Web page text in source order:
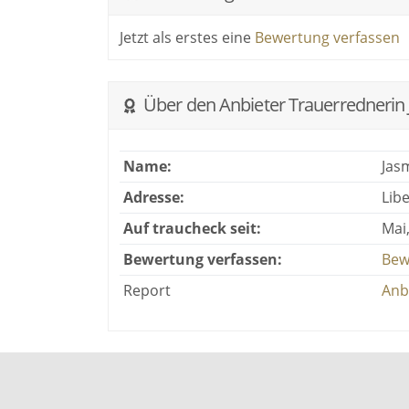
Es ist mir wichtig, mich den individuellen
persönliche Note zu geben, und gerne
Daher möchte ich auch von einer
Jetzt als erstes eine Bewertung verfassen
Über den Anbieter Trauerrednerin
Name:
Adresse:
Auf traucheck seit:
Bewertung verfassen:
Report